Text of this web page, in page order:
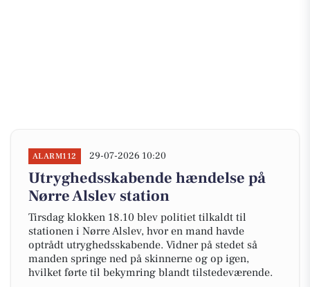
ALARM112 29-07-2026 10:20
Utryghedsskabende hændelse på
Nørre Alslev station
Tirsdag klokken 18.10 blev politiet tilkaldt til
stationen i Nørre Alslev, hvor en mand havde
optrådt utryghedsskabende. Vidner på stedet så
manden springe ned på skinnerne og op igen,
hvilket førte til bekymring blandt tilstedeværende.